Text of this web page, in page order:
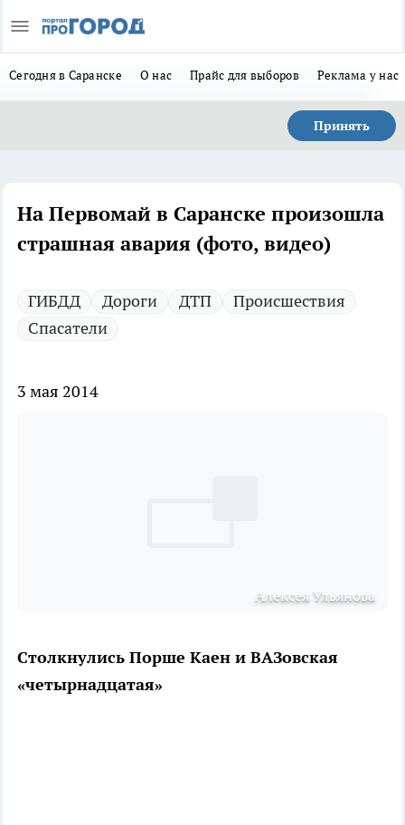
Сегодня в Саранске О нас Прайс для выборов Реклама у нас
Принять
На Первомай в Саранске произошла
страшная авария (фото, видео)
ГИБДД Дороги ДТП
Происшествия
Спасатели
3 мая 2014
Алексея Ульянова
Столкнулись Порше Каен и ВАЗовская
«четырнадцатая»